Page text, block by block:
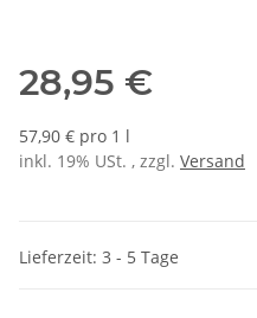
28,95 €
57,90 € pro 1 l
inkl. 19% USt. , zzgl. Versand
Lieferzeit: 3 - 5 Tage